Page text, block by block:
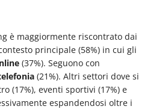
è maggiormente riscontrato dai
principale (58%) in cui gli
(37%). Seguono con
(21%). Altri settori dove si
(17%), eventi sportivi (17%) e
espandendosi oltre i